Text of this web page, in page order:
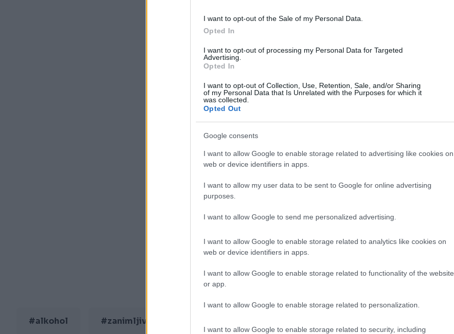
I want to opt-out of the Sale of my Personal Data.
Opted In
I want to opt-out of processing my Personal Data for Targeted
Advertising.
Opted In
I want to opt-out of Collection, Use, Retention, Sale, and/or Sharing
of my Personal Data that Is Unrelated with the Purposes for which it
was collected.
Opted Out
Google consents
I want to allow Google to enable storage related to advertising like cookies on
web or device identifiers in apps.
I want to allow my user data to be sent to Google for online advertising
purposes.
I want to allow Google to send me personalized advertising.
I want to allow Google to enable storage related to analytics like cookies on
web or device identifiers in apps.
I want to allow Google to enable storage related to functionality of the website
or app.
I want to allow Google to enable storage related to personalization.
I want to allow Google to enable storage related to security, including
#alkohol #zanimljivosti